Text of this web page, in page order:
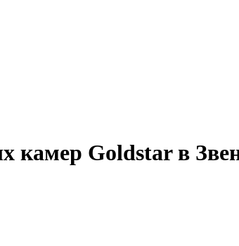
камер Goldstar в